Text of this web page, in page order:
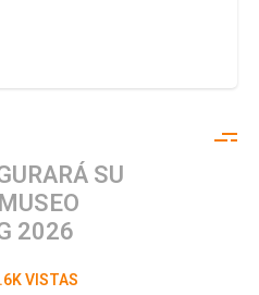
SU
2026
VISTAS